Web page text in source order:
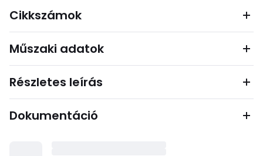
Cikkszámok
Műszaki adatok
Részletes leírás
Dokumentáció